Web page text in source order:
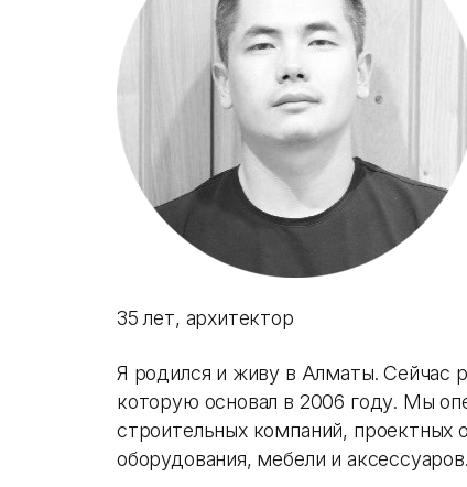
35 лет, архитектор
Я родился и живу в Алматы. Сейчас
которую основал в 2006 году. Мы
строительных компаний, проектных
оборудования, мебели и аксессуаров.